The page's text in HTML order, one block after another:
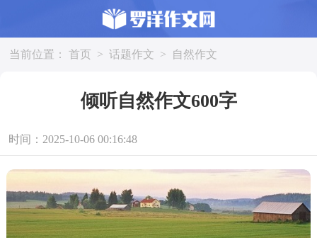
当前位置： 首页 > 话题作文 > 自然作文
倾听自然作文600字
时间：2025-10-06 00:16:48